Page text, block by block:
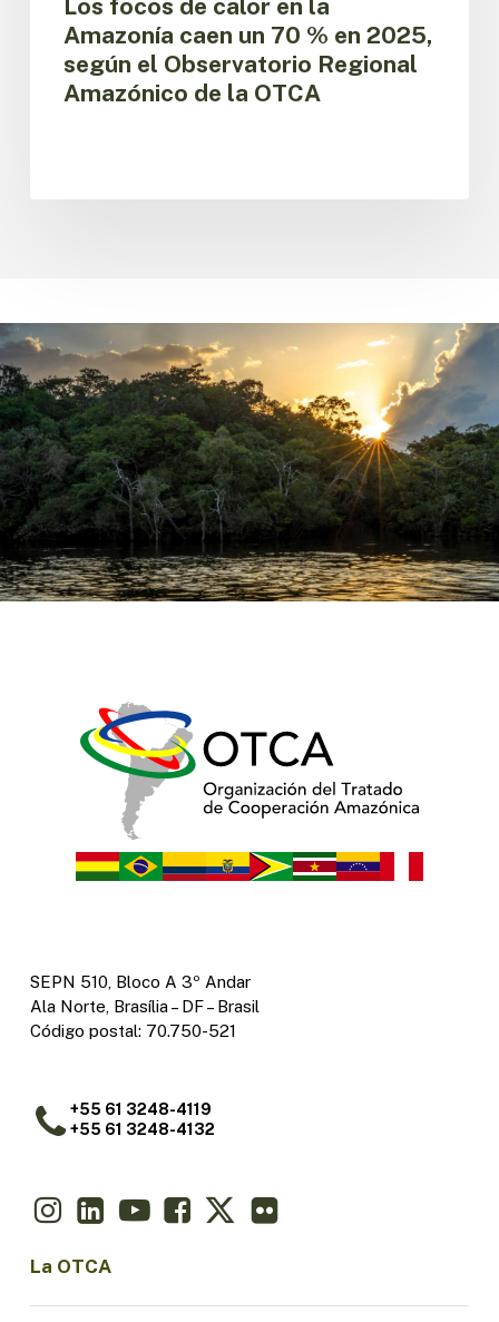
Observatorio
Regional
Amazónico
Los focos de calor en la
Amazonía caen un 70 % en 2025,
según el Observatorio Regional
Amazónico de la OTCA
SEPN 510, Bloco A 3º Andar
Ala Norte, Brasília – DF – Brasil
Código postal: 70.750-521
+55 61 3248-4119
+55 61 3248-4132
La OTCA